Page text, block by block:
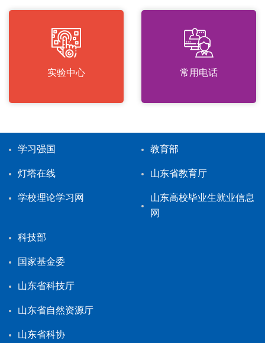
实验中心 常用电话
学习强国
灯塔在线
学校理论学习网
教育部
山东省教育厅
山东高校毕业生就业信息
网
科技部
国家基金委
山东省科技厅
山东省自然资源厅
山东省科协